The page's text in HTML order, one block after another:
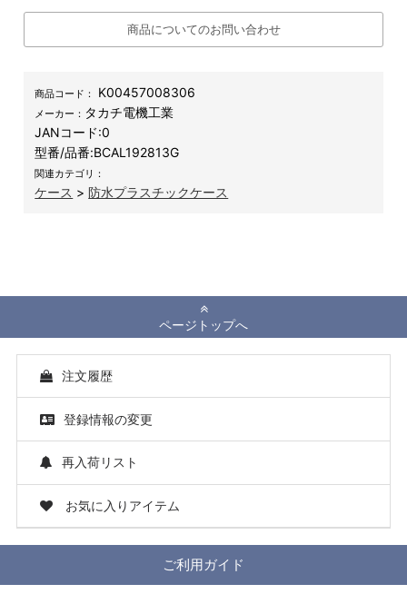
商品についてのお問い合わせ
商品コード： K00457008306
メーカー： タカチ電機工業
JANコード:0
型番/品番:BCAL192813G
関連カテゴリ：
ケース >防水プラスチックケース
ページトップへ
注文履歴
登録情報の変更
再入荷リスト
お気に入りアイテム
ご利用ガイド